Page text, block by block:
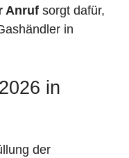
Anruf sorgt dafür,
in
in
der